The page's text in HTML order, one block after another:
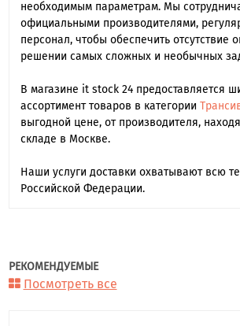
необходимым параметрам. Мы
официальными производителями,
персонал, чтобы обеспечить отсутствие
решении самых сложных и необычных
В магазине it stock 24 предоставляется
ассортимент товаров в категории
выгодной цене, от производителя,
складе в Москве.
Наши услуги доставки охватывают всю
Российской Федерации.
РЕКОМЕНДУЕМЫЕ
Посмотреть все